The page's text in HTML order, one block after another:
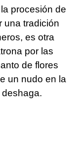
procesión de
una tradición
es otra
por las
de flores
un nudo en la